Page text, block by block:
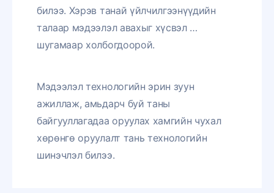
билээ. Хэрэв танай үйлчилгээнүүдийн
талаар мэдээлэл авахыг хүсвэл …
шугамаар холбогдоорой.
Мэдээлэл технологийн эрин зуун
ажиллаж, амьдарч буй таны
байгууллагадаа оруулах хамгийн чухал
хөрөнгө оруулалт тань технологийн
шинэчлэл билээ.